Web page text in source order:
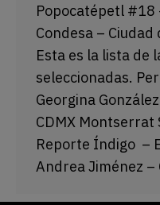
Popocatépetl #18
Condesa –
Esta es la lista de
seleccionadas.
Georgina
CDMX Montserrat
Reporte Índigo –
Andrea Jiménez –